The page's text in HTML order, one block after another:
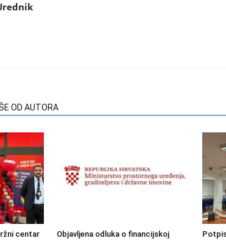
OD AUTORA
centar
Objavljena odluka o financijskoj